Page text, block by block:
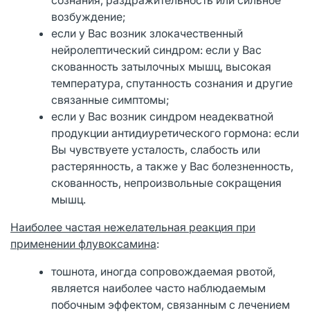
возбуждение;
если у Вас возник злокачественный
нейролептический синдром: если у Вас
скованность затылочных мышц, высокая
температура, спутанность сознания и другие
связанные симптомы;
если у Вас возник синдром неадекватной
продукции антидиуретического гормона: если
Вы чувствуете усталость, слабость или
растерянность, а также у Вас болезненность,
скованность, непроизвольные сокращения
мышц.
Наиболее частая нежелательная реакция при
применении флувоксамина:
тошнота, иногда сопровождаемая рвотой,
является наиболее часто наблюдаемым
побочным эффектом, связанным с лечением